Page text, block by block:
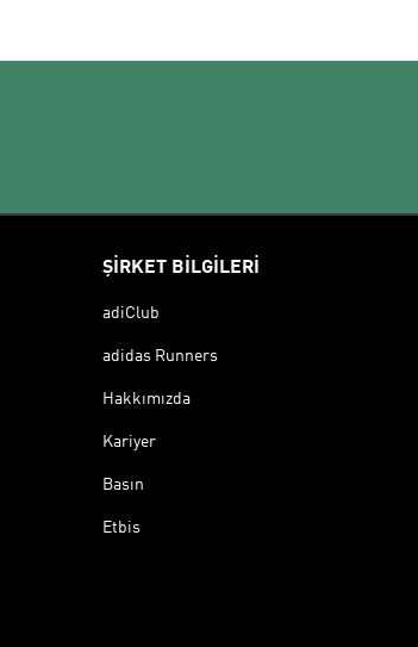
ŞİRKET BİLGİLERİ
adiClub
adidas Runners
Hakkımızda
Kariyer
Basın
Etbis